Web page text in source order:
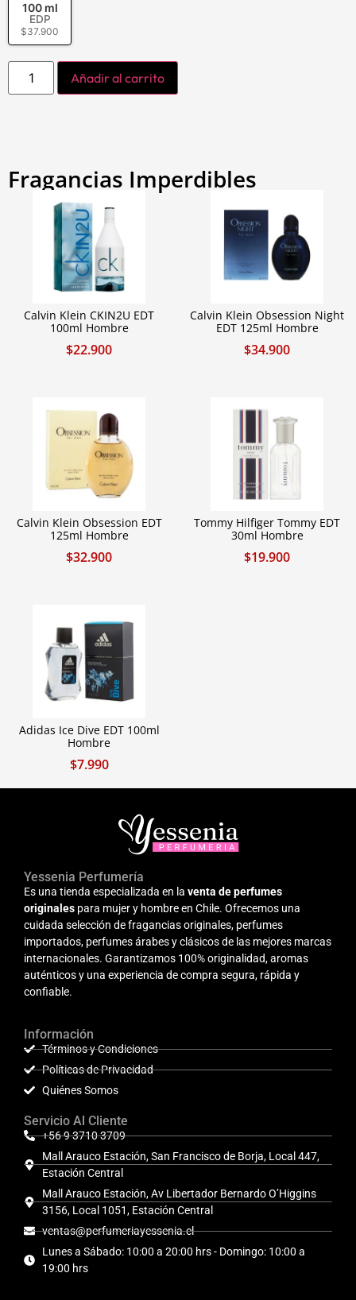
100 ml
EDP
$37.900
Añadir al carrito
Fragancias Imperdibles
Calvin Klein CKIN2U EDT
100ml Hombre
$22.900
Calvin Klein Obsession Night
EDT 125ml Hombre
$34.900
Calvin Klein Obsession EDT
125ml Hombre
$32.900
Tommy Hilfiger Tommy EDT
30ml Hombre
$19.900
Adidas Ice Dive EDT 100ml
Hombre
$7.990
Yessenia Perfumería
Es una tienda especializada en la venta de perfumes
originales para mujer y hombre en Chile. Ofrecemos una
cuidada selección de fragancias originales, perfumes
importados, perfumes árabes y clásicos de las mejores marcas
internacionales. Garantizamos 100% originalidad, aromas
auténticos y una experiencia de compra segura, rápida y
confiable.
Información
Términos y Condiciones
Políticas de Privacidad
Quiénes Somos
Servicio Al Cliente
+56 9 3710 3709
Mall Arauco Estación, San Francisco de Borja, Local 447,
Estación Central
Mall Arauco Estación, Av Libertador Bernardo O’Higgins
3156, Local 1051, Estación Central
ventas@perfumeriayessenia.cl
Lunes a Sábado: 10:00 a 20:00 hrs - Domingo: 10:00 a
19:00 hrs